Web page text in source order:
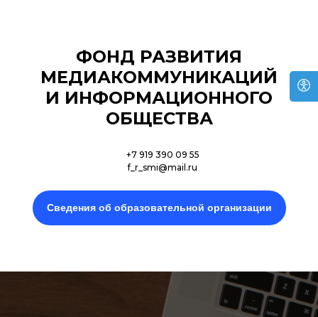
ФОНД РАЗВИТИЯ
МЕДИАКОММУНИКАЦИЙ
И ИНФОРМАЦИОННОГО
ОБЩЕСТВА
+7 919 390 09 55
f_r_smi@mail.ru
Сведения об образовательной организации